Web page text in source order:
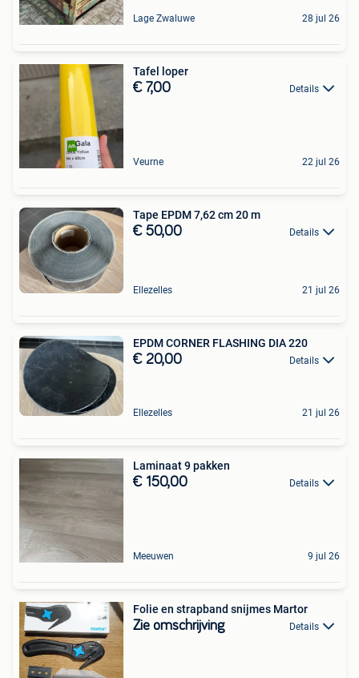
Lage Zwaluwe 28 jul 26
Tafel loper
€ 7,00 Details
Veurne 22 jul 26
Tape EPDM 7,62 cm 20 m
€ 50,00 Details
Ellezelles 21 jul 26
EPDM CORNER FLASHING DIA 220
€ 20,00 Details
Ellezelles 21 jul 26
Laminaat 9 pakken
€ 150,00 Details
Meeuwen 9 jul 26
Folie en strapband snijmes Martor
Zie omschrijving Details